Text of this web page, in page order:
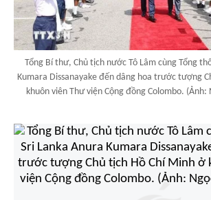
Tổng Bí thư, Chủ tịch nước Tô Lâm cùng Tổng
Kumara Dissanayake đến dâng hoa trước tượng
khuôn viên Thư viện Cộng đồng Colombo. (Ảnh: